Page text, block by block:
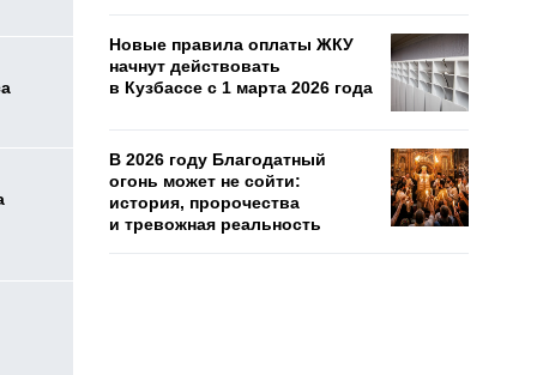
Новые правила оплаты ЖКУ
начнут действовать
в Кузбассе с 1 марта 2026 года
В 2026 году Благодатный
огонь может не сойти:
история, пророчества
и тревожная реальность